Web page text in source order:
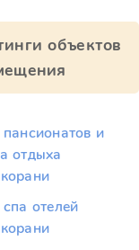
объектов
и
отдыха
отелей